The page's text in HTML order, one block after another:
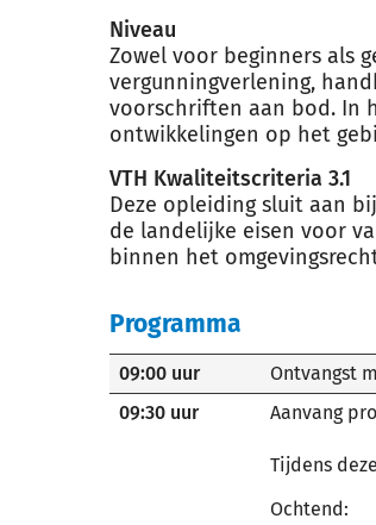
Niveau
Zowel voor beginners als
vergunningverlening,
voorschriften aan bod. In
ontwikkelingen op het
VTH Kwaliteitscriteria 3.1
Deze opleiding sluit aan
de landelijke eisen voor
binnen het
Programma
09:00 uur
Ontvangst
09:30 uur
Aanvang
Tijdens
Ochtend: